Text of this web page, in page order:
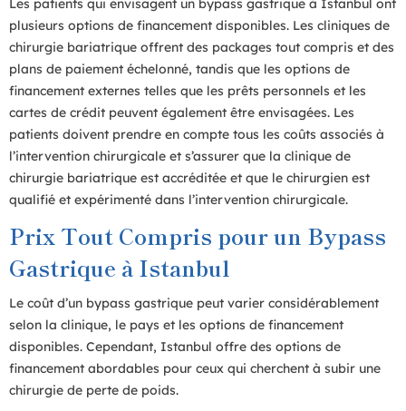
Les patients qui envisagent un bypass gastrique à Istanbul ont
plusieurs options de financement disponibles. Les cliniques de
chirurgie bariatrique offrent des packages tout compris et des
plans de paiement échelonné, tandis que les options de
financement externes telles que les prêts personnels et les
cartes de crédit peuvent également être envisagées. Les
patients doivent prendre en compte tous les coûts associés à
l’intervention chirurgicale et s’assurer que la clinique de
chirurgie bariatrique est accréditée et que le chirurgien est
qualifié et expérimenté dans l’intervention chirurgicale.
Prix Tout Compris pour un Bypass
Gastrique à Istanbul
Le coût d’un bypass gastrique peut varier considérablement
selon la clinique, le pays et les options de financement
disponibles. Cependant, Istanbul offre des options de
financement abordables pour ceux qui cherchent à subir une
chirurgie de perte de poids.